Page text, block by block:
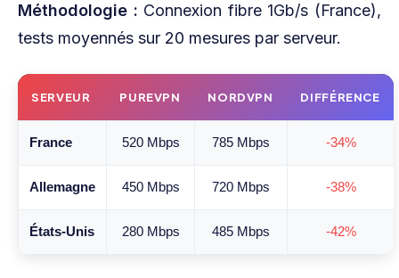
Méthodologie : Connexion fibre 1Gb/s (France),
tests moyennés sur 20 mesures par serveur.
SERVEUR PUREVPN NORDVPN DIFFÉRENCE
France 520 Mbps 785 Mbps -34%
Allemagne 450 Mbps 720 Mbps -38%
États-Unis 280 Mbps 485 Mbps -42%